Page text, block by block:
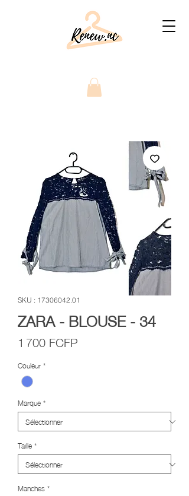
SKU : 17306042.01
ZARA - BLOUSE - 34
1 700 FCFP
Couleur*
Marque*
Taille*
Manches*